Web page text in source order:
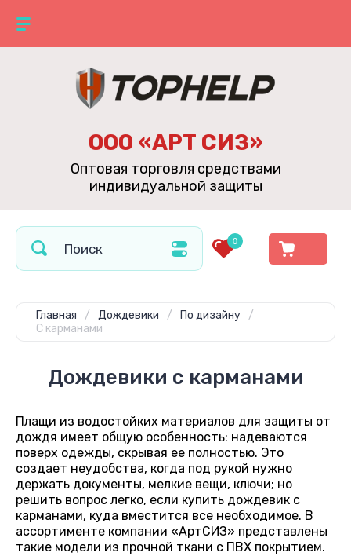
ООО «АРТ СИЗ»
Оптовая торговля средствами
индивидуальной защиты
0
Главная / Дождевики / По дизайну
/
С карманами
Дождевики с карманами
Плащи из водостойких материалов для защиты от
дождя имеет общую особенность: надеваются
поверх одежды, скрывая ее полностью. Это
создает неудобства, когда под рукой нужно
держать документы, мелкие вещи, ключи; но
решить вопрос легко, если купить дождевик с
карманами, куда вместится все необходимое. В
ассортименте компании «АртСИЗ» представлены
такие модели из прочной ткани с ПВХ покрытием.